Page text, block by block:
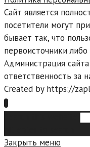
Сайт является
посетители могут
бывает так, что
первоисточники
Администрация
ответственность за
Created by https://
Закрыть меню